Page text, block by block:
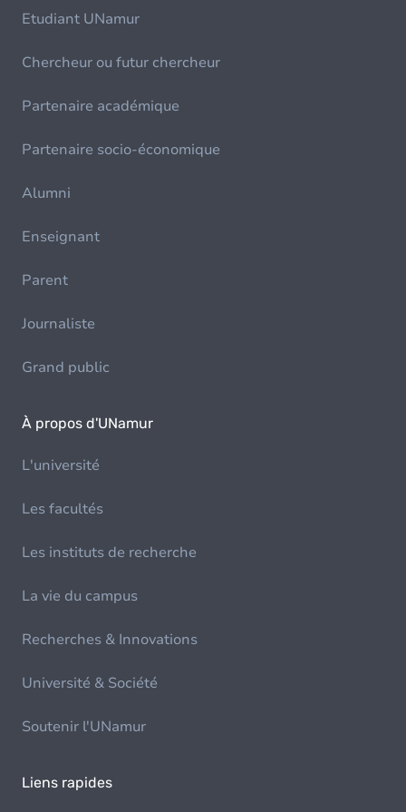
Etudiant UNamur
Chercheur ou futur chercheur
Partenaire académique
Partenaire socio-économique
Alumni
Enseignant
Parent
Journaliste
Grand public
À propos d'UNamur
L'université
Les facultés
Les instituts de recherche
La vie du campus
Recherches & Innovations
Université & Société
Soutenir l'UNamur
Liens rapides